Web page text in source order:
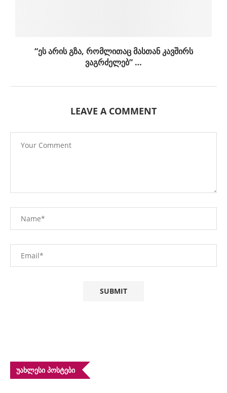
“ეს არის გზა, რომლითაც მასთან კავშირს
ვაგრძელებ” …
LEAVE A COMMENT
ᲣᲐᲮᲚᲔᲡᲘ ᲞᲝᲡᲢᲔᲑᲘ